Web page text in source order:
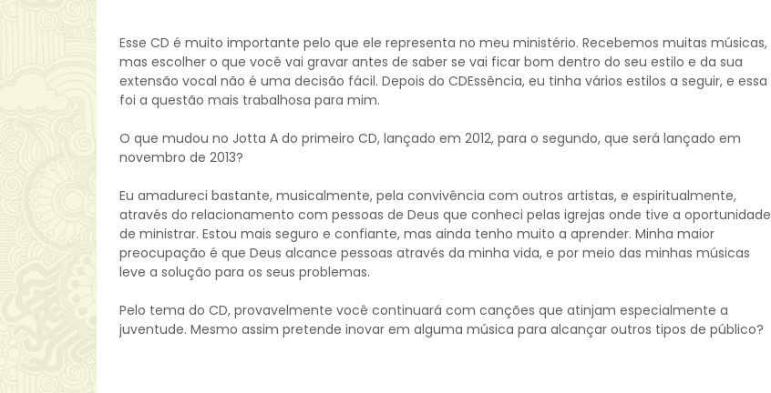
Esse CD é muito importante pelo que ele representa no meu ministério. Recebemos muitas músicas,
mas escolher o que você vai gravar antes de saber se vai ficar bom dentro do seu estilo e da sua
extensão vocal não é uma decisão fácil. Depois do CDEssência, eu tinha vários estilos a seguir, e essa
foi a questão mais trabalhosa para mim.
O que mudou no Jotta A do primeiro CD, lançado em 2012, para o segundo, que será lançado em
novembro de 2013?
Eu amadureci bastante, musicalmente, pela convivência com outros artistas, e espiritualmente,
através do relacionamento com pessoas de Deus que conheci pelas igrejas onde tive a oportunidade
de ministrar. Estou mais seguro e confiante, mas ainda tenho muito a aprender. Minha maior
preocupação é que Deus alcance pessoas através da minha vida, e por meio das minhas músicas
leve a solução para os seus problemas.
Pelo tema do CD, provavelmente você continuará com canções que atinjam especialmente a
juventude. Mesmo assim pretende inovar em alguma música para alcançar outros tipos de público?